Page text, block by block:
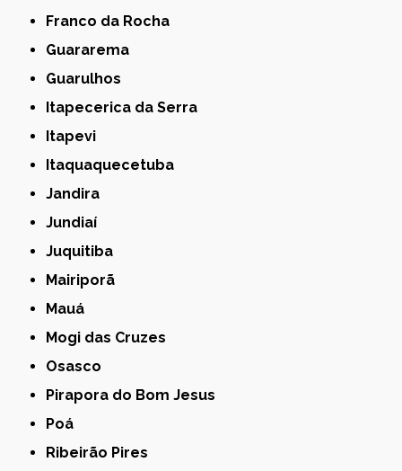
Franco da Rocha
Guararema
Guarulhos
Itapecerica da Serra
Itapevi
Itaquaquecetuba
Jandira
Jundiaí
Juquitiba
Mairiporã
Mauá
Mogi das Cruzes
Osasco
Pirapora do Bom Jesus
Poá
Ribeirão Pires